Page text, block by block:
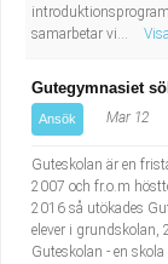
samarbetar vi...
Gutegymnasiet
Ansök Mar 12
Guteskolan är en
2007 och fr.o.m
2016 så utökades
elever i grundskolan,
Guteskolan - en